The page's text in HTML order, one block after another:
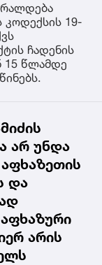
19-
ჩადენის
15 წლამდე
არ უნდა
და
არის